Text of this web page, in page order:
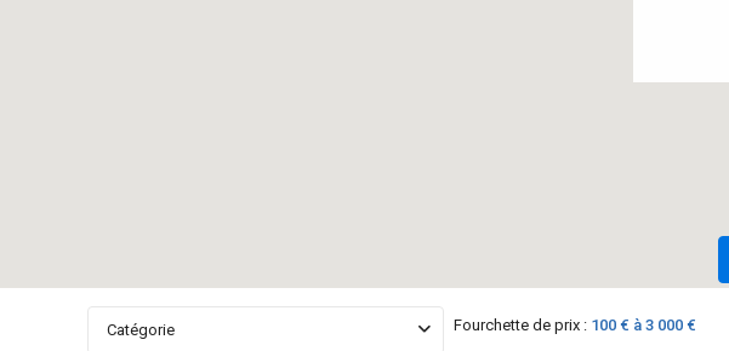
Catégorie Fourchette de prix : 100 € à 3 000 €